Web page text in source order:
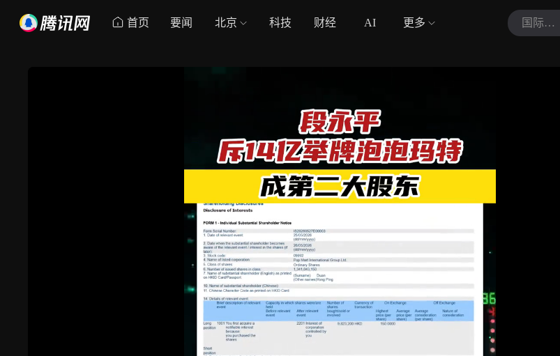
首页 要闻 北京 科技 财经 AI 更多 国际金融报